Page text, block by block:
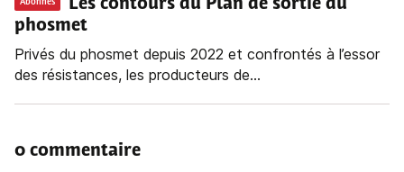
Abonnés
Les contours du Plan de sortie du
phosmet
Privés du phosmet depuis 2022 et confrontés à l’essor
des résistances, les producteurs de...
0 commentaire